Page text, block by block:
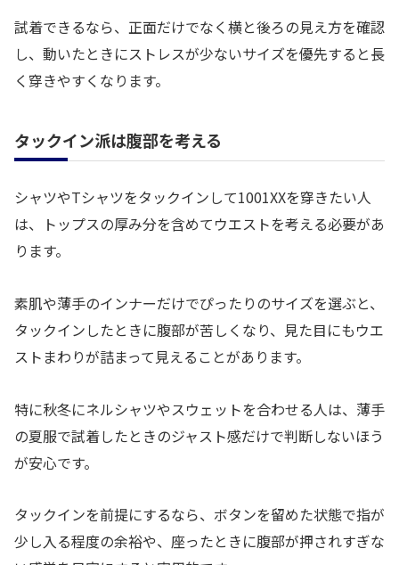
試着できるなら、正面だけでなく横と後ろの見え方を確認
し、動いたときにストレスが少ないサイズを優先すると長
く穿きやすくなります。
タックイン派は腹部を考える
シャツやTシャツをタックインして1001XXを穿きたい人
は、トップスの厚み分を含めてウエストを考える必要があ
ります。
素肌や薄手のインナーだけでぴったりのサイズを選ぶと、
タックインしたときに腹部が苦しくなり、見た目にもウエ
ストまわりが詰まって見えることがあります。
特に秋冬にネルシャツやスウェットを合わせる人は、薄手
の夏服で試着したときのジャスト感だけで判断しないほう
が安心です。
タックインを前提にするなら、ボタンを留めた状態で指が
少し入る程度の余裕や、座ったときに腹部が押されすぎな